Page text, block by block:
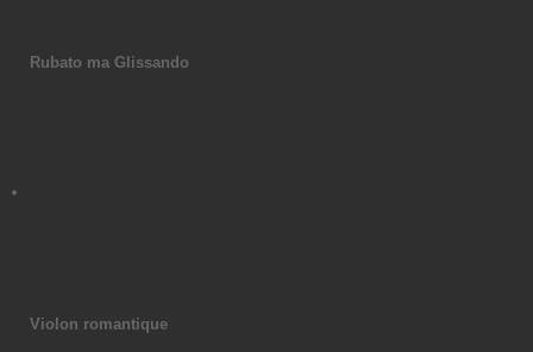
Rubato ma Glissando
Violon romantique